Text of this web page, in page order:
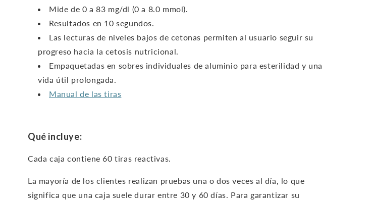
Mide de 0 a 83 mg/dl (0 a 8.0 mmol).
Resultados en 10 segundos.
Las lecturas de niveles bajos de cetonas permiten al usuario seguir su
progreso hacia la cetosis nutricional.
Empaquetadas en sobres individuales de aluminio para esterilidad y una
vida útil prolongada.
Manual de las tiras
Qué incluye:
Cada caja contiene 60 tiras reactivas.
La mayoría de los clientes realizan pruebas una o dos veces al día, lo que
significa que una caja suele durar entre 30 y 60 días. Para garantizar su